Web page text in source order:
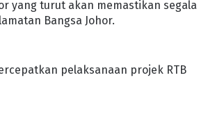
yang turut akan memastikan segala
Bangsa Johor.
pelaksanaan projek RTB